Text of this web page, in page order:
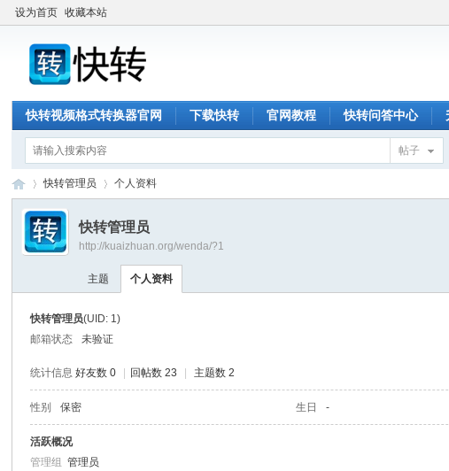
设为首页 收藏本站
快转视频格式转换器官网 下载快转 官网教程 快转问答中心
帖子
›
快转管理员 个人资料
快转管理员
http://kuaizhuan.org/wenda/?1
主题 个人资料
快转管理员(UID: 1)
邮箱状态
未验证
统计信息 好友数 0 回帖数 23 主题数 2
性别 保密 生日 -
活跃概况
管理组管理员